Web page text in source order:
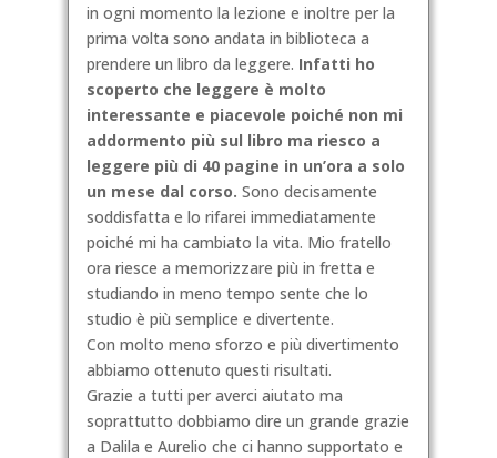
in ogni momento la lezione e inoltre per la
prima volta sono andata in biblioteca a
prendere un libro da leggere. Infatti ho
scoperto che leggere è molto
interessante e piacevole poiché non mi
addormento più sul libro ma riesco a
leggere più di 40 pagine in un’ora a solo
un mese dal corso. Sono decisamente
soddisfatta e lo rifarei immediatamente
poiché mi ha cambiato la vita. Mio fratello
ora riesce a memorizzare più in fretta e
studiando in meno tempo sente che lo
studio è più semplice e divertente.
Con molto meno sforzo e più divertimento
abbiamo ottenuto questi risultati.
Grazie a tutti per averci aiutato ma
soprattutto dobbiamo dire un grande grazie
a Dalila e Aurelio che ci hanno supportato e